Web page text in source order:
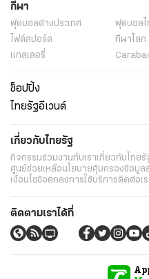
กีฬา
ฟุตบอลต่่างประเทศ ฟุตบอลไ
ไฟต์สปอร์ต
กีฬาโลก
แกลเลอรี่
ช็อปปิ้ง
ไทยรัฐอีเวนต์
เกี่ยวกับไทยรัฐ
กิจกรรมร่วมงานกับเราเกี่ยวกับไทยรั
ศูนย์ช่วยเหลือนโยบายคุ้มครองข้อมู
เงื่อนไขข้อตกลงการใช้บริการติดต่อเ
ติดตามเราได้ที่